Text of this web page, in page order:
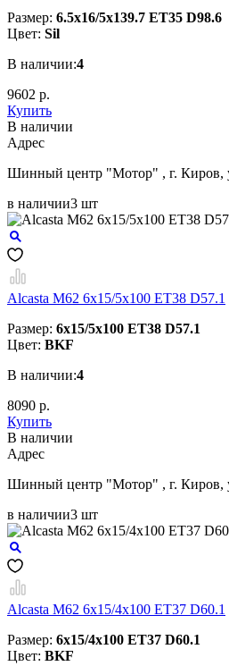
Размер: 6.5x16/5x139.7 ET35 D98.6
Цвет: Sil
В наличии:4
9602 р.
Купить
В наличии
Aдрес
Шинный центр "Мотор" , г. Киров,
в наличии3 шт
Alcasta M62 6x15/5x100 ET38 D57.1
Размер: 6x15/5x100 ET38 D57.1
Цвет: BKF
В наличии:4
8090 р.
Купить
В наличии
Aдрес
Шинный центр "Мотор" , г. Киров,
в наличии3 шт
Alcasta M62 6x15/4x100 ET37 D60.1
Размер: 6x15/4x100 ET37 D60.1
Цвет: BKF